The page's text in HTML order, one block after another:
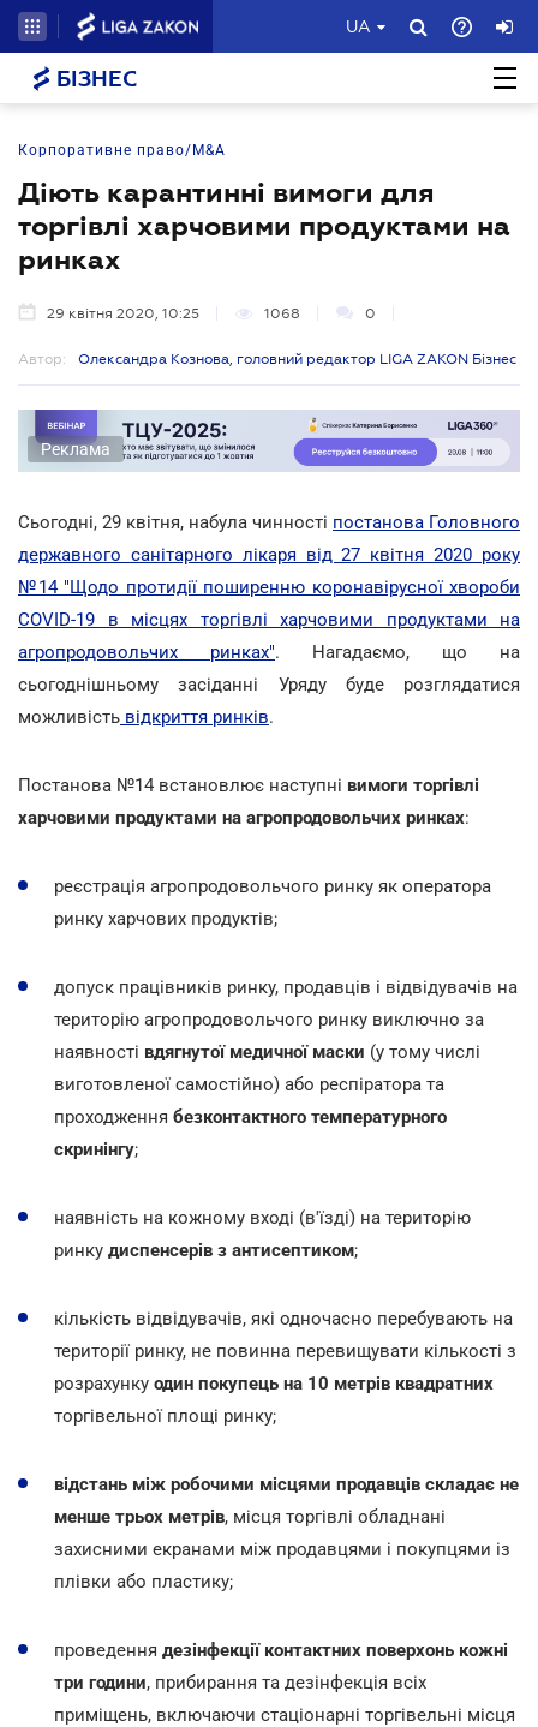
UA
БІЗНЕС
Корпоративне право/M&A
Діють карантинні вимоги для
торгівлі харчовими продуктами на
ринках
29 квітня 2020, 10:25 1068 0
Автор: Олександра Кознова, головний редактор LIGA ZAKON Бізнес
Реклама
Сьогодні, 29 квітня, набула чинності постанова Головного
державного санітарного лікаря від 27 квітня 2020 року
№14 "Щодо протидії поширенню коронавірусної хвороби
COVID-19 в місцях торгівлі харчовими продуктами на
агропродовольчих ринках". Нагадаємо, що на
сьогоднішньому засіданні Уряду буде розглядатися
можливість відкриття ринків.
Постанова №14 встановлює наступні вимоги торгівлі
харчовими продуктами на агропродовольчих ринках:
реєстрація агропродовольчого ринку як оператора
ринку харчових продуктів;
допуск працівників ринку, продавців і відвідувачів на
територію агропродовольчого ринку виключно за
наявності вдягнутої медичної маски (у тому числі
виготовленої самостійно) або респіратора та
проходження безконтактного температурного
скринінгу;
наявність на кожному вході (в'їзді) на територію
ринку диспенсерів з антисептиком;
кількість відвідувачів, які одночасно перебувають на
території ринку, не повинна перевищувати кількості з
розрахунку один покупець на 10 метрів квадратних
торгівельної площі ринку;
відстань між робочими місцями продавців складає не
менше трьох метрів, місця торгівлі обладнані
захисними екранами між продавцями і покупцями із
плівки або пластику;
проведення дезінфекції контактних поверхонь кожні
три години, прибирання та дезінфекція всіх
приміщень, включаючи стаціонарні торгівельні місця